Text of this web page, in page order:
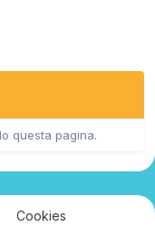
questa pagina.
Cookies